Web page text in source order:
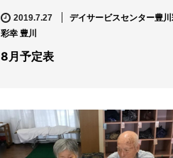
2019.7.27 デイサービスセンター豊
彩幸 豊川
8月予定表